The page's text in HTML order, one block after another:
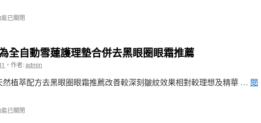
已關閉
全自動雪蓮護理墊合併去黑眼圈眼霜推薦
， 作者:admin
植萃配方去黑眼圈眼霜推薦改善較深刻皺紋效果相對較理想及精華 … 閱
已關閉